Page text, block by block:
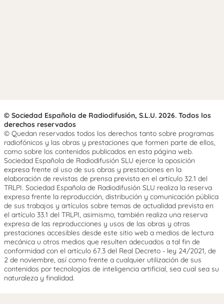
© Sociedad Española de Radiodifusión, S.L.U. 2026. Todos los
derechos reservados
© Quedan reservados todos los derechos tanto sobre programas
radiofónicos y las obras y prestaciones que formen parte de ellos,
como sobre los contenidos publicados en esta página web.
Sociedad Española de Radiodifusión SLU ejerce la oposición
expresa frente al uso de sus obras y prestaciones en la
elaboración de revistas de prensa prevista en el artículo 32.1 del
TRLPI. Sociedad Española de Radiodifusión SLU realiza la reserva
expresa frente la reproducción, distribución y comunicación pública
de sus trabajos y artículos sobre temas de actualidad prevista en
el artículo 33.1 del TRLPI, asimismo, también realiza una reserva
expresa de las reproducciones y usos de las obras y otras
prestaciones accesibles desde este sitio web a medios de lectura
mecánica u otros medios que resulten adecuados a tal fin de
conformidad con el artículo 67.3 del Real Decreto - ley 24/2021, de
2 de noviembre, así como frente a cualquier utilización de sus
contenidos por tecnologías de inteligencia artificial, sea cual sea su
naturaleza y finalidad.